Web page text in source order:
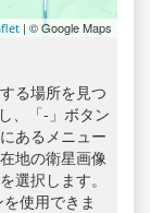
| © Google Maps
る場所を見つ
、「-」ボタン
あるメニュー
地の衛星画像
選択します。
使用できま